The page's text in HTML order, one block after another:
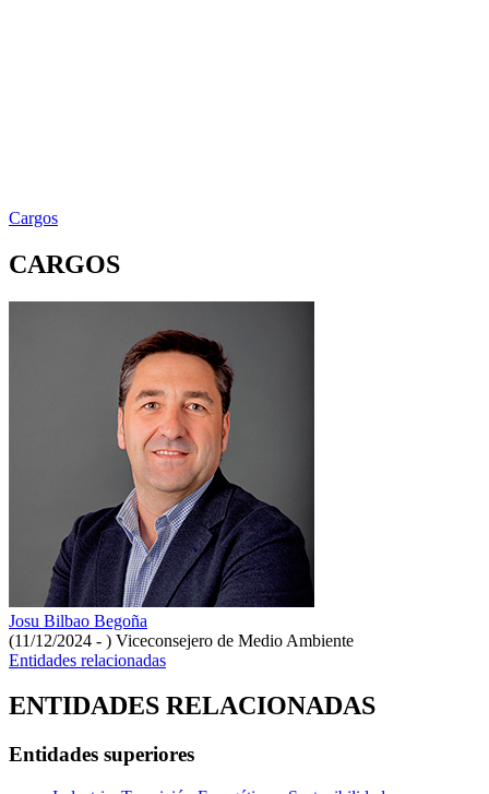
Cargos
CARGOS
Josu Bilbao Begoña
(11/12/2024 - ) Viceconsejero de Medio Ambiente
Entidades relacionadas
ENTIDADES RELACIONADAS
Entidades superiores